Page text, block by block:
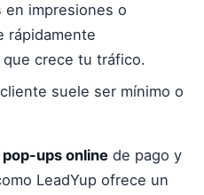
impresiones o
rápidamente
crece tu tráfico.
suele ser mínimo o
ups online de pago y
LeadYup ofrece un